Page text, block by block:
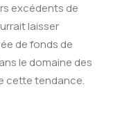
excédents de
laisser
de fonds de
le domaine des
cette tendance.